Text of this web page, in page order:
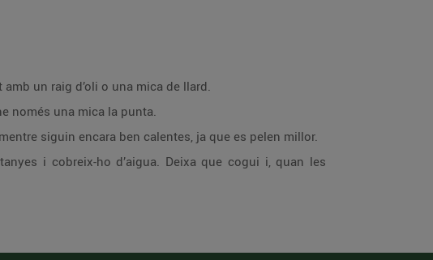
un raig d’oli o una mica de llard.
només una mica la punta.
siguin encara ben calentes, ja que es pelen millor.
i cobreix-ho d’aigua. Deixa que cogui i, quan les